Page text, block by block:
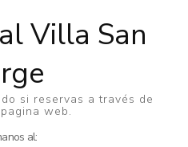
Villa San
si reservas a través de
web.
al: